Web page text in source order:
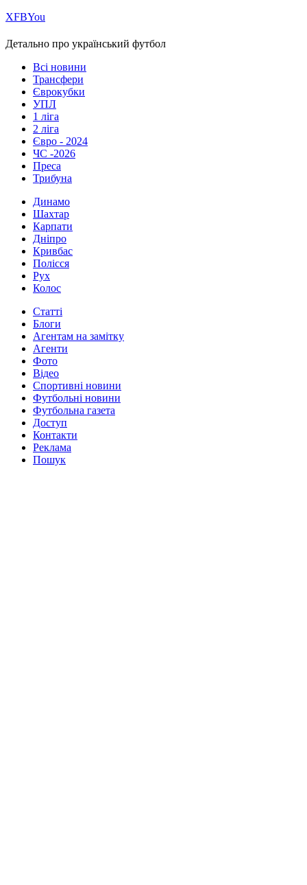
ХFBYou
Детально про український футбол
Всі новини
Трансфери
Єврокубки
УПЛ
1 ліга
2 ліга
Євро - 2024
ЧС -2026
Преса
Трибуна
Динамо
Шахтар
Карпати
Дніпро
Кривбас
Полісся
Рух
Колос
Статті
Блоги
Агентам на замітку
Агенти
Фото
Відео
Спортивні новини
Футбольні новини
Футбольна газета
Доступ
Контакти
Реклама
Пошук